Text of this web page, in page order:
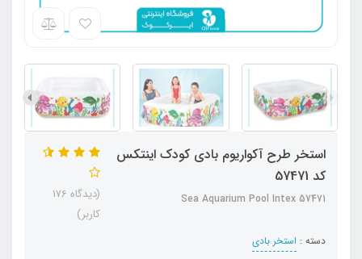
استخر طرح آکواریوم بادی کودک اینتکس
کد 57471
Sea Aquarium Pool Intex 57471
دسته : استخر بادی
(دیدگاه 176
کاربر)